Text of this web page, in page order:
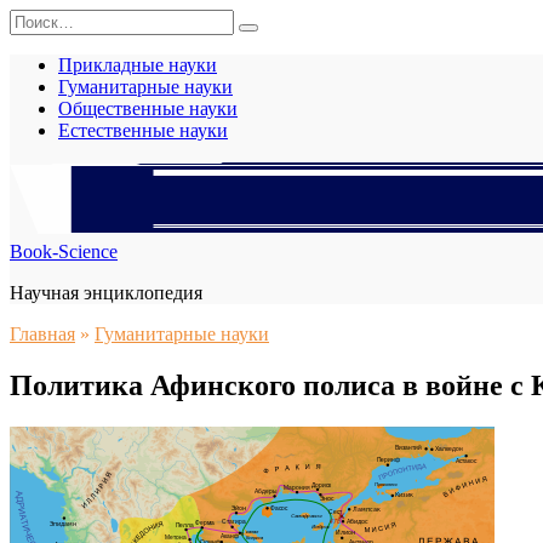
Перейти
к
содержанию
Search
for:
Прикладные науки
Гуманитарные науки
Общественные науки
Естественные науки
Book-Science
Научная энциклопедия
Главная » Гуманитарные науки
Политика Афинского полиса в войне с